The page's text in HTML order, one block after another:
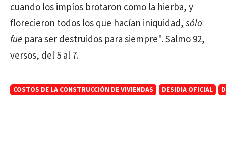
cuando los impíos brotaron como la hierba, y
florecieron todos los que hacían iniquidad,sólo
fue para ser destruidos para siempre". Salmo 92,
versos, del 5 al 7.
COSTOS DE LA CONSTRUCCIÓN DE VIVIENDAS DESIDIA OFICIAL